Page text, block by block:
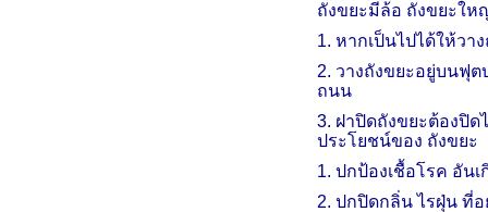
ถังขยะมีล้อ ถังขยะใ
1. หาก​เป็น​ไป​ได้ให้​วา
2. วาง​ถัง​ขยะ​อยู่​บน​ฟุ
ถนน
3. ฝา​ปิด​ถัง​ขยะ​ต้อง​ปิด​
ประโยชน์ของ ถังขยะ
1. ปกป้องเชื้อโรค อัน
2. ปกปิดกลิ่น ไรฝุ่น ที่